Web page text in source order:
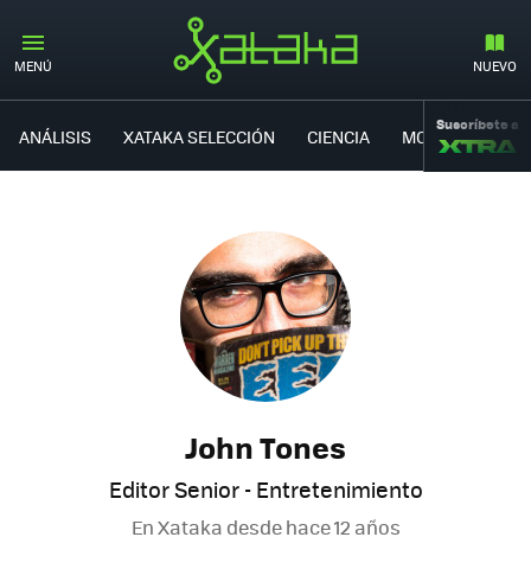
MENÚ NUEVO
ANÁLISIS XATAKA SELECCIÓN CIENCIA MOVILIDAD
Suscríbete a
John Tones
Editor Senior - Entretenimiento
En Xataka desdehace 12 años